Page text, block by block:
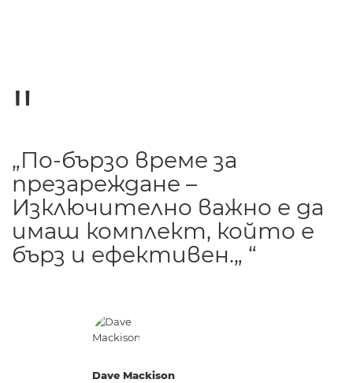
Dave Mackison
„По-бързо време за
презареждане –
Изключително важно е да
имаш комплект, който е
бърз и ефективен.„ “